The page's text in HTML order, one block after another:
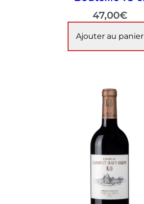
47,00€
Ajouter au panier